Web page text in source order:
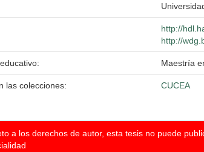
http://
http://
Maestría
las colecciones: CUCEA
a los derechos de autor, esta tesis no puede